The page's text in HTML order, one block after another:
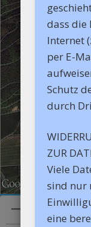
dass
Internet
per E-
Schutz
durch
ZUR
Viele
sind nur
eine